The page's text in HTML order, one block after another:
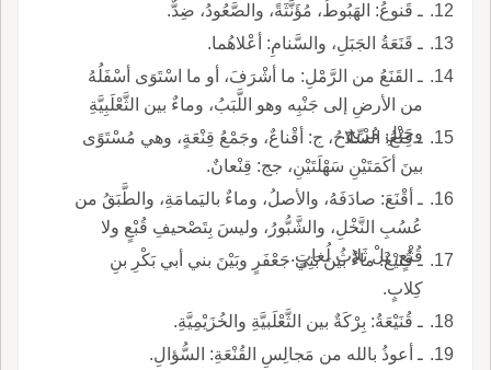
ـ قَنوعُ: الهَبُوطُ، مُؤَنَّثَةً، والصَّعُودُ، ضِدٌّ.
ـ قَنَعَةُ الجَبَلِ، والسَّنامِ: أعْلاهُما.
ـ القَنَعُ من الرَّمْلِ: ما أشْرَفَ، أو ما اسْتَوَى أسْفَلُهُ
من الأرضِ إلى جَنْبِه وهو اللَّبَبُ، وماءٌ بين الثَّعْلَبِيَّةِ
وحَبْلِ مُرْبخ.
ـ قِنْعُ: السِّلاحُ، ج: أقْناعٌ، وجَمْعُ قِنْعَةٍ، وهي مُسْتَوًى
بينَ أكَمَتَيْنِ سَهْلَتَيْنِ، جج: قِنْعانٌ.
ـ أقْنَعَ: صادَفَهُ، والأصلُ، وماءٌ باليَمامَةِ، والطَّبَقُ من
عُسُبِ النَّخْلِ، والشَّبُّورُ، وليسَ بِتَصْحيفِ قُبْعٍ ولا
قُثْعٍ، بَلْ ثَلاثُ لُغاتٍ.
ـ قُنَيْعٌ: ماءٌ بينَ بَنِي جَعْفَرٍ وبَيْنَ بني أبي بَكْرِ بنِ
كِلابٍ.
ـ قُنَيْعَةُ: بِرْكَةٌ بين الثَّعْلَبيَّةِ والخُزَيْمِيَّةِ.
ـ أعوذُ بالله من مَجالِسِ القُنْعَةِ: السُّؤالِ.